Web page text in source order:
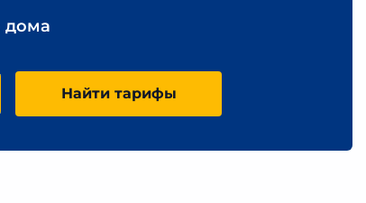
дома
Найти тарифы